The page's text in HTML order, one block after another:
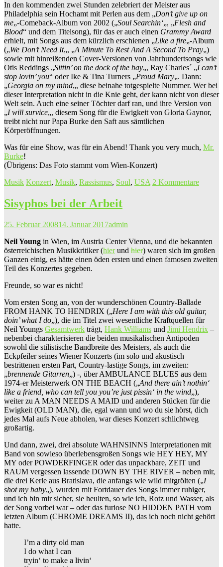
In den kommenden zwei Stunden zelebriert der Meister aus
Philadelphia sein Hochamt mit Perlen aus dem „Don’t give up on
me„-Comeback-Album von 2002 („Soul Searchin‘„, „Flesh and
Blood“ und dem Titelsong), für das er auch einen Grammy Award
erhielt, mit Songs aus dem kürzlich erschienen „Like a fire„-Album
(„We Don’t Need It„, „A Minute To Rest And A Second To Pray„)
sowie mit hinreißenden Cover-Versionen von Jahrhundertsongs wie
Otis Reddings „Sittin’ on the dock of the bay„, Ray Charles´ „I can’t
stop lovin’ you“ oder Ike & Tina Turners „Proud Mary„. Dann:
„Georgia on my mind„, diese beinahe totgespielte Nummer. Wer bei
dieser Interpretation nicht in die Knie geht, der kann nicht von dieser
Welt sein. Auch eine seiner Töchter darf ran, und ihre Version von
„I will survice„, diesem Song für die Ewigkeit von Gloria Gaynor,
treibt nicht nur Papa Burke den Saft aus sämtlichen
Körperöffnungen.
Was für eine Show, was für ein Abend! Thank you very much, Mr.
Burke!
(Übrigens: Das Foto stammt vom Wien-Konzert)
Musik Konzert, Musik, Rassismus, Soul, USA 2 Kommentare
Sisyphos bei der Arbeit
25. Februar 200814. Januar 2017admin
Neil Young in Wien, im Austria Center Vienna, und die bekannten
österreichischen Musikkritiker (hierund hier) waren sich im großen
Ganzen einig, es hätte einen öden ersten und einen famosen zweiten
Teil des Konzertes gegeben.
Freunde, so war es nicht!
Vom ersten Song an, von der wunderschönen Country-Ballade
FROM HANK TO HENDRIX („Here I am with this old guitar,
doin’ what I do„), die im Titel zwei wesentliche Kraftquellen für
Neil Youngs Gesamtwerk trägt, Hank Williams und Jimi Hendrix –
nebenbei charakterisieren die beiden musikalischen Antipoden
sowohl die stilistische Bandbreite des Meisters, als auch die
Eckpfeiler seines Wiener Konzerts (im solo und akustisch
bestrittenen ersten Part, Country-lastige Songs, im zweiten:
„brennende Gitarren„) -, über AMBULANCE BLUES aus dem
1974-er Meisterwerk ON THE BEACH („And there ain’t nothin‘
like a friend, who can tell you you’re just pissin‘ in the wind„),
weiter zu A MAN NEEDS A MAID und anderen Stücken für die
Ewigkeit (OLD MAN), die, egal wann und wo du sie hörst, dich
jedes Mal aufs Neue abholen, war dieses Konzert schlichtweg
großartig.
Und dann, zwei, drei absolute WAHNSINNS Interpretationen mit
Band von sowieso überlebensgroßen Songs wie HEY HEY, MY
MY oder POWDERFINGER oder das unpackbare, ZEIT und
RAUM vergessen lassende DOWN BY THE RIVER – neben mir,
die drei Kerle aus Bratislava, die anfangs wie wild mitgrölten („I
shot my baby„), wurden mit Fortdauer des Songs immer ruhiger,
und ich bin mir sicher, sie heulten, so wie ich, Rotz und Wasser, als
der Song vorbei war – oder das furiose NO HIDDEN PATH vom
letzten Album (CHROME DREAMS II), das ich noch nicht gehört
hatte.
I’m a dirty old man
I do what I can
tryin‘ to make a livin‘